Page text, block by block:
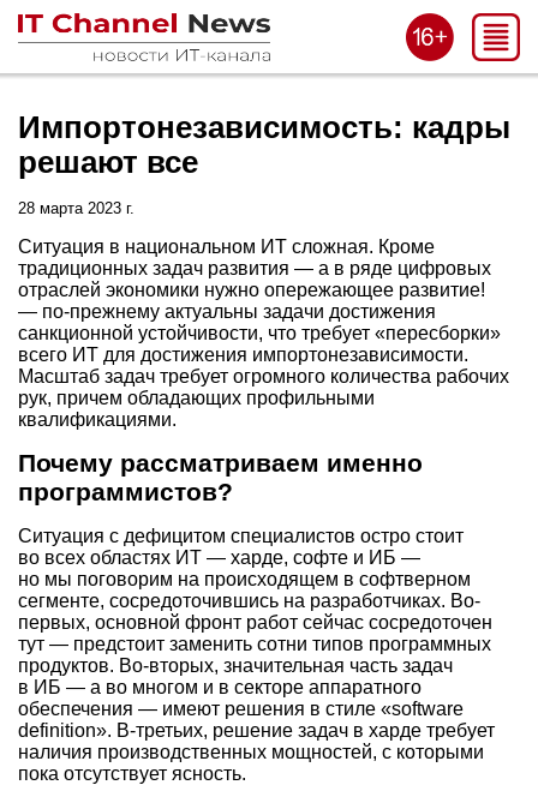
Импортонезависимость: кадры
решают все
28 марта 2023 г.
Ситуация в национальном ИТ сложная. Кроме
традиционных задач развития — а в ряде цифровых
отраслей экономики нужно опережающее развитие!
— по-прежнему актуальны задачи достижения
санкционной устойчивости, что требует «пересборки»
всего ИТ для достижения импортонезависимости.
Масштаб задач требует огромного количества рабочих
рук, причем обладающих профильными
квалификациями.
Почему рассматриваем именно
программистов?
Ситуация с дефицитом специалистов остро стоит
во всех областях ИТ — харде, софте и ИБ —
но мы поговорим на происходящем в софтверном
сегменте, сосредоточившись на разработчиках. Во-
первых, основной фронт работ сейчас сосредоточен
тут — предстоит заменить сотни типов программных
продуктов. Во-вторых, значительная часть задач
в ИБ — а во многом и в секторе аппаратного
обеспечения — имеют решения в стиле «software
definition». В-третьих, решение задач в харде требует
наличия производственных мощностей, с которыми
пока отсутствует ясность.